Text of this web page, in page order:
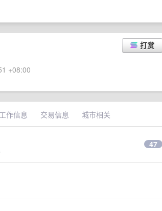
打赏
+08:00
工作信息 交易信息 城市相关
47